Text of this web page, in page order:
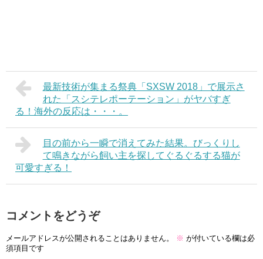
最新技術が集まる祭典「SXSW 2018」で展示さ
れた「スシテレポーテーション」がヤバすぎ
る！海外の反応は・・・。
目の前から一瞬で消えてみた結果。びっくりし
て鳴きながら飼い主を探してぐるぐるする猫が
可愛すぎる！
コメントをどうぞ
メールアドレスが公開されることはありません。 ※ が付いている欄は必
須項目です